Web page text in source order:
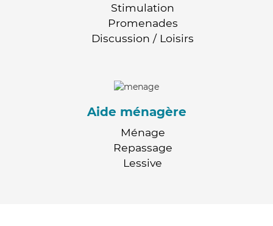
Stimulation
Promenades
Discussion / Loisirs
Aide ménagère
Ménage
Repassage
Lessive